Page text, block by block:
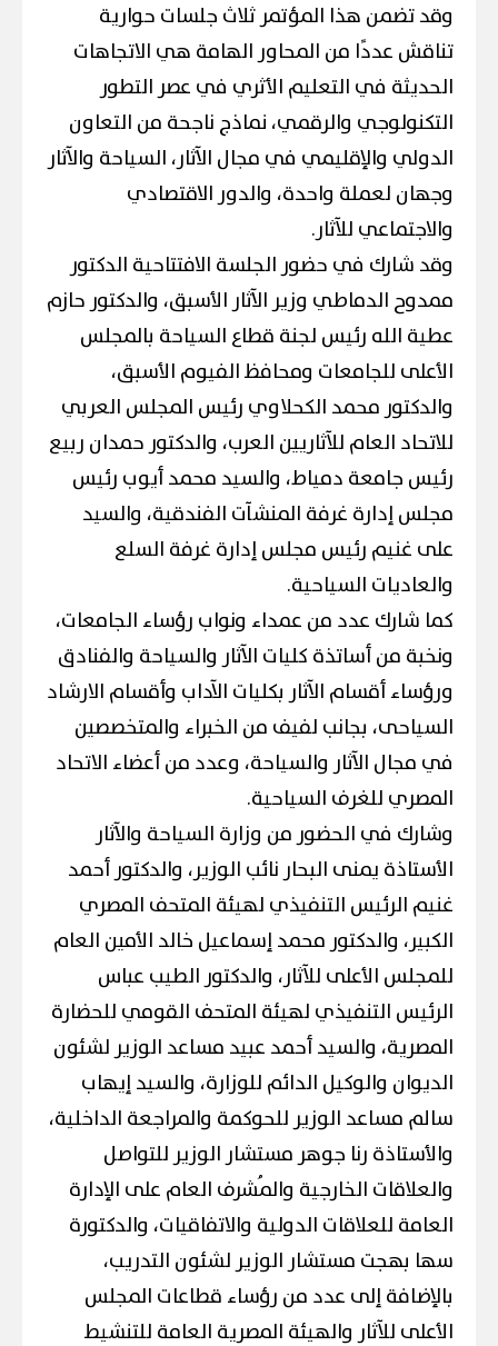
وقد تضمن هذا المؤتمر ثلاث جلسات حوارية
تناقش عددًا من المحاور الهامة هي الاتجاهات
الحديثة في التعليم الأثري في عصر التطور
التكنولوجي والرقمي، نماذج ناجحة من التعاون
الدولي والإقليمي في مجال الآثار، السياحة والآثار
وجهان لعملة واحدة، والدور الاقتصادي
والاجتماعي للآثار.
وقد شارك في حضور الجلسة الافتتاحية الدكتور
ممدوح الدماطي وزير الآثار الأسبق، والدكتور حازم
عطية الله رئيس لجنة قطاع السياحة بالمجلس
الأعلى للجامعات ومحافظ الفيوم الأسبق،
والدكتور محمد الكحلاوي رئيس المجلس العربي
للاتحاد العام للآثاريين العرب، والدكتور حمدان ربيع
رئيس جامعة دمياط، والسيد محمد أيوب رئيس
مجلس إدارة غرفة المنشآت الفندقية، والسيد
على غنيم رئيس مجلس إدارة غرفة السلع
والعاديات السياحية.
كما شارك عدد من عمداء ونواب رؤساء الجامعات،
ونخبة من أساتذة كليات الآثار والسياحة والفنادق
ورؤساء أقسام الآثار بكليات الآداب وأقسام الارشاد
السياحى، بجانب لفيف من الخبراء والمتخصصين
في مجال الآثار والسياحة، وعدد من أعضاء الاتحاد
المصري للغرف السياحية.
وشارك في الحضور من وزارة السياحة والآثار
الأستاذة يمنى البحار نائب الوزير، والدكتور أحمد
غنيم الرئيس التنفيذي لهيئة المتحف المصري
الكبير، والدكتور محمد إسماعيل خالد الأمين العام
للمجلس الأعلى للآثار، والدكتور الطيب عباس
الرئيس التنفيذي لهيئة المتحف القومي للحضارة
المصرية، والسيد أحمد عبيد مساعد الوزير لشئون
الديوان والوكيل الدائم للوزارة، والسيد إيهاب
سالم مساعد الوزير للحوكمة والمراجعة الداخلية،
والأستاذة رنا جوهر مستشار الوزير للتواصل
والعلاقات الخارجية والمُشرف العام على الإدارة
العامة للعلاقات الدولية والاتفاقيات، والدكتورة
سها بهجت مستشار الوزير لشئون التدريب،
بالإضافة إلى عدد من رؤساء قطاعات المجلس
الأعلى للآثار والهيئة المصرية العامة للتنشيط